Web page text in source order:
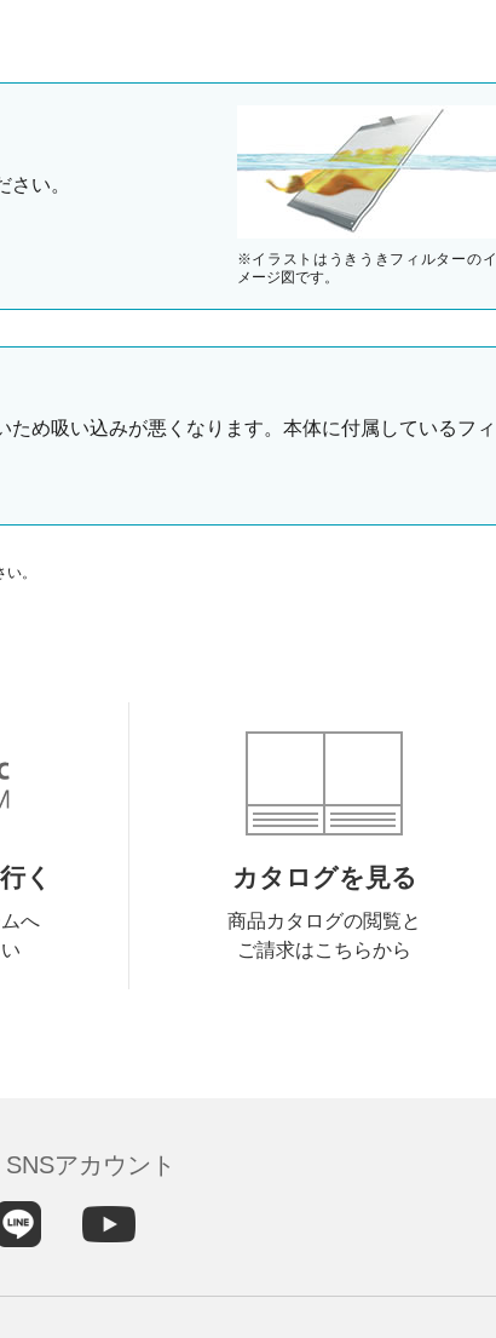
い。
※イラストはうきうきフィルターのイ
メージ図です。
め吸い込みが悪くなります。本体に付属しているフィ
。
く
へ
カタログを見る
商品カタログの閲覧と
ご請求はこちらから
アカウント